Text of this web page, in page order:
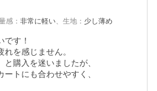
感 ： 非常に軽い、 生地 ： 少し薄め
です！
を感じません。
購入を迷いましたが、
トにも合わせやすく、